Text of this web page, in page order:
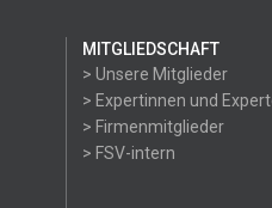
MITGLIEDSCHAFT
> Unsere Mitglieder
> Expertinnen und
> Firmenmitglieder
> FSV-intern